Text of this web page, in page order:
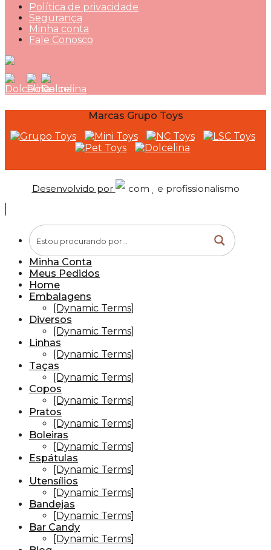
Política de privacidade
Segurança
Minha conta
Fale Conosco
Marcas Grupo Toys
Desenvolvido por com e profissionalismo
Minha Conta
Meus Pedidos
Home
Embalagens
[Dynamic Terms]
Diversos
[Dynamic Terms]
Linhas
[Dynamic Terms]
Taças
[Dynamic Terms]
Copos
[Dynamic Terms]
Pratos
[Dynamic Terms]
Boleiras
[Dynamic Terms]
Espátulas
[Dynamic Terms]
Utensílios
[Dynamic Terms]
Bandejas
[Dynamic Terms]
Bar Candy
[Dynamic Terms]